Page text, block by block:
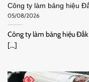
Công ty làm bảng hiệu
05/08/2026
Công ty làm bảng hiệu
[...]